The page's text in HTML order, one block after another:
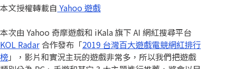
本文授權轉載自 Yahoo 遊戲
本次由 Yahoo 奇摩遊戲和 iKala 旗下 AI 網紅搜尋平台
KOL Radar合作發布「2019 台灣百大遊戲電競網紅排行
榜」，影片和實況主玩的遊戲非常多，所以我們把遊戲